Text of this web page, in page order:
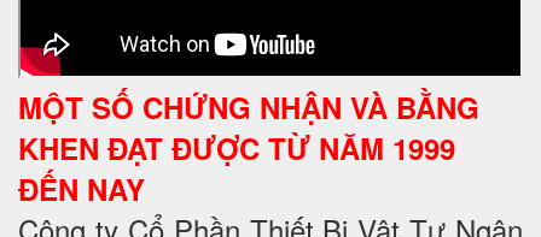
MỘT SỐ CHỨNG NHẬN VÀ BẰNG
KHEN ĐẠT ĐƯỢC TỪ NĂM 1999
ĐẾN NAY